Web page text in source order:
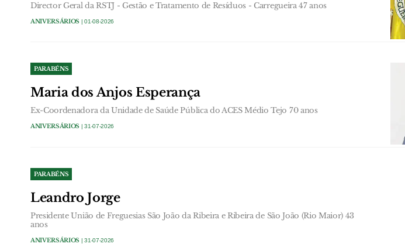
Director Geral da RSTJ - Gestão e Tratamento de Resíduos - Carregueira 47 anos
ANIVERSÁRIOS | 01-08-2026
PARABÉNS
Maria dos Anjos Esperança
Ex-Coordenadora da Unidade de Saúde Pública do ACES Médio Tejo 70 anos
ANIVERSÁRIOS | 31-07-2026
PARABÉNS
Leandro Jorge
Presidente União de Freguesias São João da Ribeira e Ribeira de São João (Rio Maior) 43
anos
ANIVERSÁRIOS | 31-07-2026